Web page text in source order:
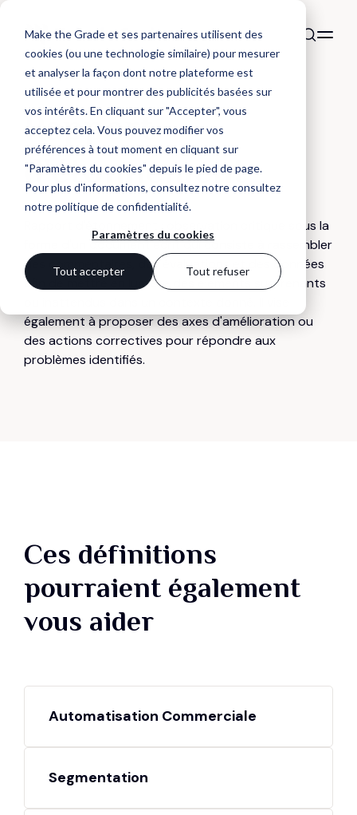
Make the Grade et ses partenaires utilisent des
cookies (ou une technologie similaire) pour mesurer
et analyser la façon dont notre plateforme est
utilisée et pour montrer des publicités basées sur
vos intérêts. En cliquant sur "Accepter", vous
acceptez cela. Vous pouvez modifier vos
préférences à tout moment en cliquant sur
"Paramètres du cookies" depuis le pied de page.
Pour plus d'informations, consultez notreconsultez
notre politique de confidentialité.
Paramètres du cookies
Tout accepter Tout refuser
DÉFINITION
Rapport
d'étonnement
Rapport d'étonnement : observation critique sous la
forme d'un document écrit qui consiste à rassembler
des commentaires, des évaluations et des données
afin de mettre en lumière des éléments surprenants
également à proposer des axes d'amélioration ou
des actions correctives pour répondre aux
problèmes identifiés.
Ces définitions
pourraient également
vous aider
Automatisation Commerciale
Segmentation